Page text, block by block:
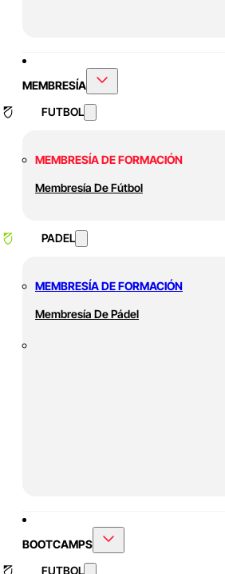
MEMBRESÍA
FUTBOL
MEMBRESÍA DE FORMACIÓN
Membresía De Fútbol
PADEL
MEMBRESÍA DE FORMACIÓN
Membresía De Pádel
BOOTCAMPS
FUTBOL